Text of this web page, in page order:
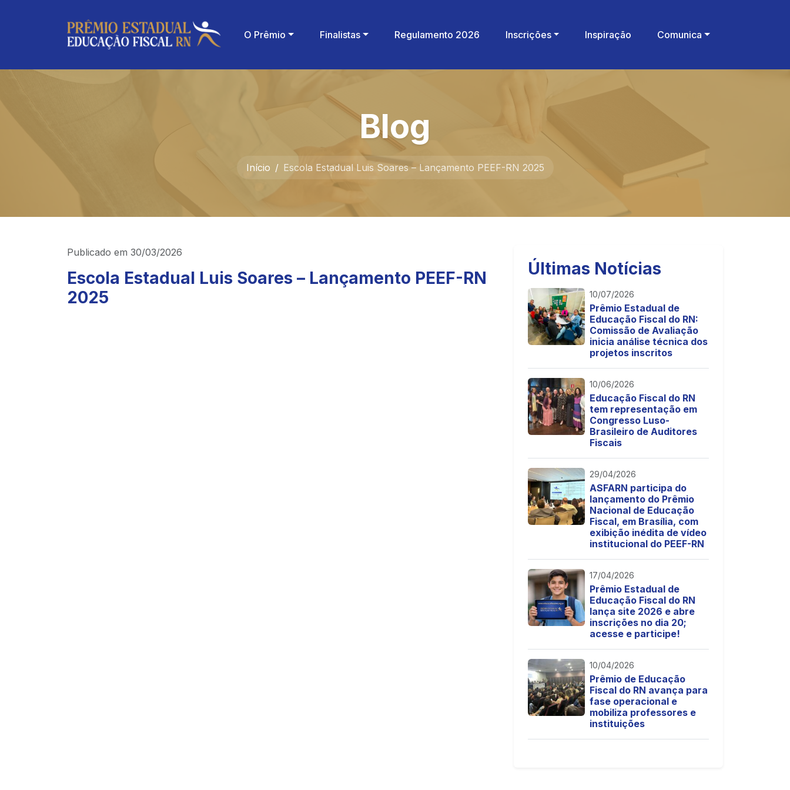
O Prêmio Finalistas Regulamento 2026 Inscrições Inspiração Comunica
Blog
Início Escola Estadual Luis Soares – Lançamento PEEF-RN 2025
Publicado em 30/03/2026
Escola Estadual Luis Soares – Lançamento PEEF-RN
2025
Últimas Notícias
10/07/2026
Prêmio Estadual de
Educação Fiscal do RN:
Comissão de Avaliação
inicia análise técnica dos
projetos inscritos
10/06/2026
Educação Fiscal do RN
tem representação em
Congresso Luso-
Brasileiro de Auditores
Fiscais
29/04/2026
ASFARN participa do
lançamento do Prêmio
Nacional de Educação
Fiscal, em Brasília, com
exibição inédita de vídeo
institucional do PEEF-RN
17/04/2026
Prêmio Estadual de
Educação Fiscal do RN
lança site 2026 e abre
inscrições no dia 20;
acesse e participe!
10/04/2026
Prêmio de Educação
Fiscal do RN avança para
fase operacional e
mobiliza professores e
instituições